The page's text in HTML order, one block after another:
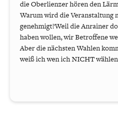
die Oberlienzer hören den
Warum wird die Veranstaltung
genehmigt?Weil die Anrainer
haben wollen, wir Betroffene
Aber die nächsten Wahlen
weiß ich wen ich NICHT